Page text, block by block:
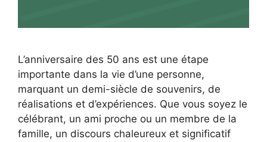
L’anniversaire des 50 ans est une étape
importante dans la vie d’une personne,
marquant un demi-siècle de souvenirs, de
réalisations et d’expériences. Que vous soyez le
célébrant, un ami proche ou un membre de la
famille, un discours chaleureux et significatif